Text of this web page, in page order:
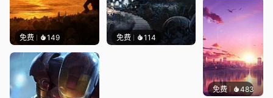
免费 149 免费 114
免费 483ROUM